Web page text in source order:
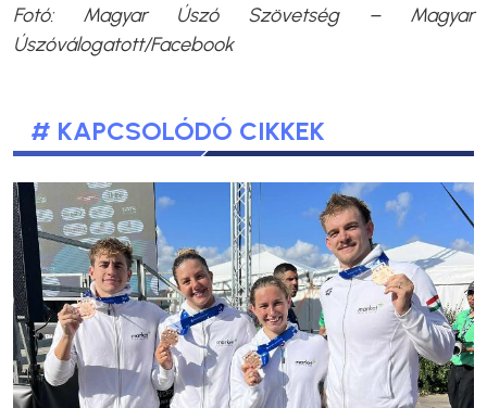
Fotó: Magyar Úszó Szövetség – Magyar
Úszóválogatott/Facebook
# KAPCSOLÓDÓ CIKKEK